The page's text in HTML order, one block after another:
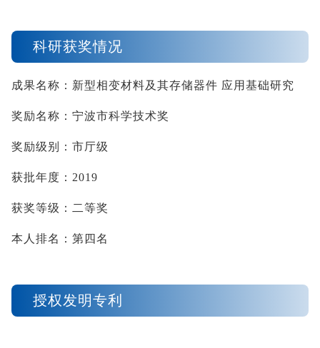
科研获奖情况
成果名称：新型相变材料及其存储器件 应用基础研究
奖励名称：宁波市科学技术奖
奖励级别：市厅级
获批年度： 2019
获奖等级：二等奖
本人排名：第四名
授权发明专利